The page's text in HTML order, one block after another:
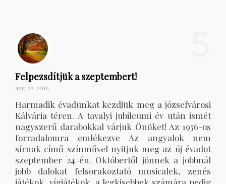
Felpezsdítjük a szeptembert!
aug 22, 2016
Harmadik évadunkat kezdjük meg a józsefvárosi
Kálvária téren. A tavalyi jubileumi év után ismét
nagyszerű darabokkal várjuk Önöket! Az 1956-os
forradalomra emlékezve Az angyalok nem
sírnak című színművel nyitjuk meg az új évadot
szeptember 24-én. Októbertől jönnek a jobbnál
jobb dalokat felsorakoztató musicalek, zenés